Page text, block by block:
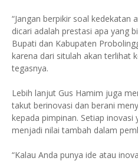
“Jangan berpikir soal kedekatan
dicari adalah prestasi apa yang
Bupati dan Kabupaten
karena dari situlah akan terlihat
tegasnya.
Lebih lanjut Gus Hamim juga
takut berinovasi dan berani
kepada pimpinan. Setiap inovasi
menjadi nilai tambah dalam
“Kalau Anda punya ide atau